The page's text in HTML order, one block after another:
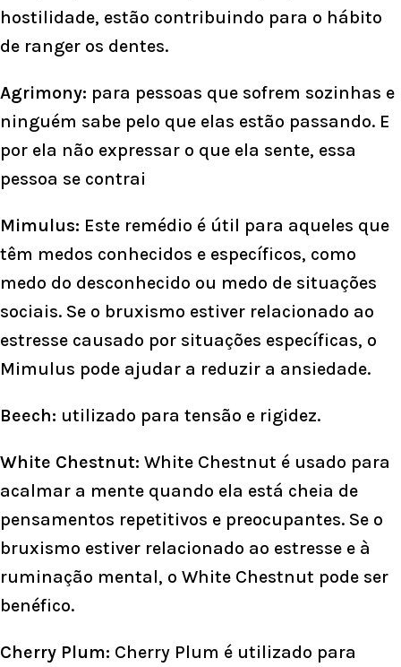
hostilidade, estão contribuindo para o hábito
de ranger os dentes.
Agrimony: para pessoas que sofrem sozinhas e
ninguém sabe pelo que elas estão passando. E
por ela não expressar o que ela sente, essa
pessoa se contrai
Mimulus: Este remédio é útil para aqueles que
têm medos conhecidos e específicos, como
medo do desconhecido ou medo de situações
sociais. Se o bruxismo estiver relacionado ao
estresse causado por situações específicas, o
Mimulus pode ajudar a reduzir a ansiedade.
Beech: utilizado para tensão e rigidez.
White Chestnut: White Chestnut é usado para
acalmar a mente quando ela está cheia de
pensamentos repetitivos e preocupantes. Se o
bruxismo estiver relacionado ao estresse e à
ruminação mental, o White Chestnut pode ser
benéfico.
Cherry Plum: Cherry Plum é utilizado para